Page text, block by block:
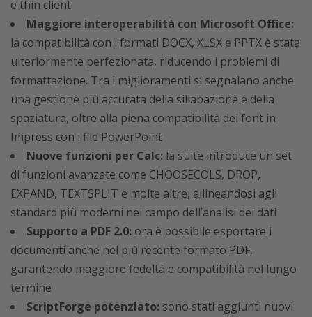
e thin client
Maggiore interoperabilità con Microsoft Office:
la compatibilità con i formati DOCX, XLSX e PPTX è stata
ulteriormente perfezionata, riducendo i problemi di
formattazione. Tra i miglioramenti si segnalano anche
una gestione più accurata della sillabazione e della
spaziatura, oltre alla piena compatibilità dei font in
Impress con i file PowerPoint
Nuove funzioni per Calc: la suite introduce un set
di funzioni avanzate come CHOOSECOLS, DROP,
EXPAND, TEXTSPLIT e molte altre, allineandosi agli
standard più moderni nel campo dell’analisi dei dati
Supporto a PDF 2.0: ora è possibile esportare i
documenti anche nel più recente formato PDF,
garantendo maggiore fedeltà e compatibilità nel lungo
termine
ScriptForge potenziato: sono stati aggiunti nuovi